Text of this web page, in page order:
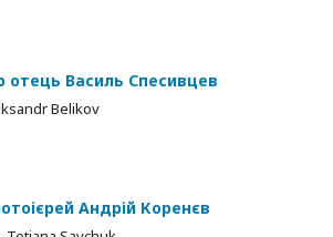
отець Василь Спесивцев
Bеlikov
Андрій Коренєв